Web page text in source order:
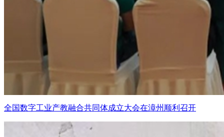
全国数字工业产教融合共同体成立大会在漳州顺利召开